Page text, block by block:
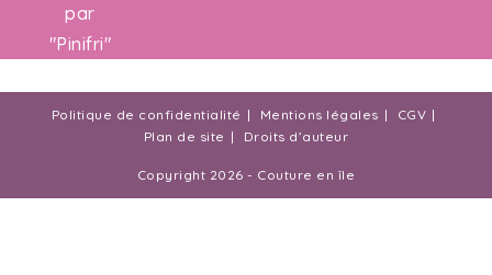
par
"Pinifri"
Politique de confidentialité Mentions légales
CGV
Plan de site
Droits d’auteur
Copyright 2026 - Couture en île